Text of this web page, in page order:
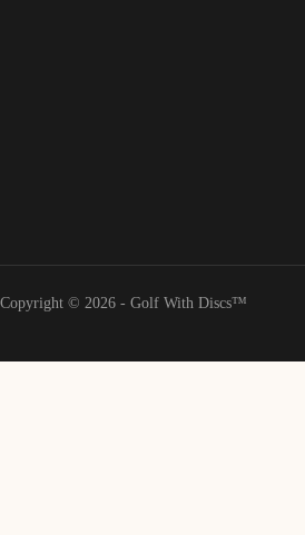
Copyright © 2026 - Golf With Discs™